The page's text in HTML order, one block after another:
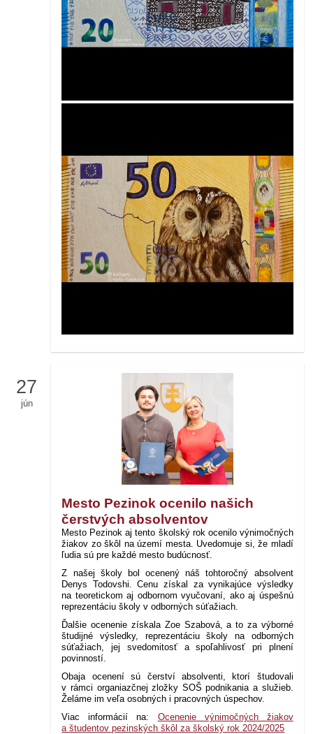
27
jún
Mesto Pezinok ocenilo našich
čerstvých absolventov
Mesto Pezinok aj tento školský rok ocenilo výnimočných
žiakov zo škôl na území mesta. Uvedomuje si, že mladí
ľudia sú pre každé mesto budúcnosť.
Z našej školy bol ocenený náš tohtoročný absolvent
Denys Todovshi. Cenu získal za vynikajúce výsledky
na teoretickom aj odbornom vyučovaní, ako aj úspešnú
reprezentáciu školy v odborných súťažiach.
Ďalšie ocenenie získala Zoe Szabová, a to za výborné
študijné výsledky, reprezentáciu školy na odborných
súťažiach, jej svedomitosť a spoľahlivosť pri plnení
povinností.
Obaja ocenení sú čerství absolventi, ktorí študovali
v rámci organiazčnej zložky SOŠ podnikania a služieb.
Želáme im veľa osobných i pracovných úspechov.
Viac informácií na: Ocenenie výnimočných žiakov
a študentov pezinských škôl za školský rok 2024/2025